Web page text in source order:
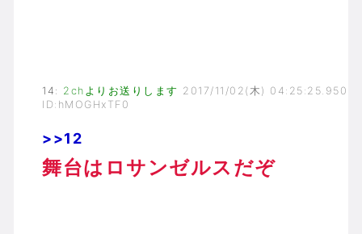
14 : 2chよりお送りします 2017/11/02(木) 04:25:25.950
ID:hMOGHxTF0
>>12
舞台はロサンゼルスだぞ